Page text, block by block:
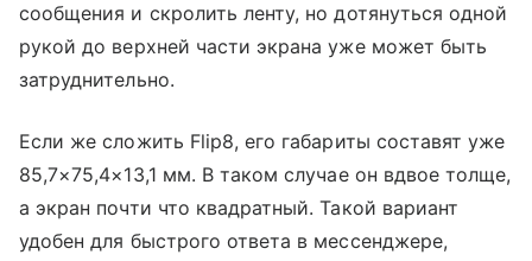
сообщения и скролить ленту, но дотянуться одной
рукой до верхней части экрана уже может быть
затруднительно.
Если же сложить Flip8, его габариты составят уже
85,7×75,4×13,1 мм. В таком случае он вдвое толще,
а экран почти что квадратный. Такой вариант
удобен для быстрого ответа в мессенджере,